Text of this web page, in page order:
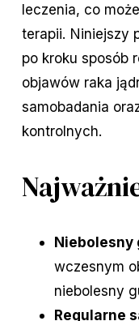
leczenia, co
terapii. Niniejszy
po kroku sposób
objawów raka
samobadania
kontrolnych.
Niebolesny
wczesnym
niebolesny
Regularne